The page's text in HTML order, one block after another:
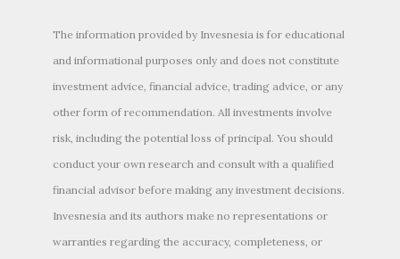
The information provided by Invesnesia is for educational
and informational purposes only and does not constitute
investment advice, financial advice, trading advice, or any
other form of recommendation. All investments involve
risk, including the potential loss of principal. You should
conduct your own research and consult with a qualified
financial advisor before making any investment decisions.
Invesnesia and its authors make no representations or
warranties regarding the accuracy, completeness, or